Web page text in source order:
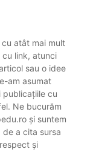
atât mai mult
link, atunci
sau o idee
am asumat
publicațiile cu
Ne bucurăm
și suntem
a cita sursa
și